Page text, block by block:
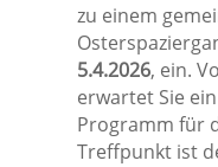
zu einem
5.4.2026, ein.
erwartet Sie
Programm für
Treffpunkt ist